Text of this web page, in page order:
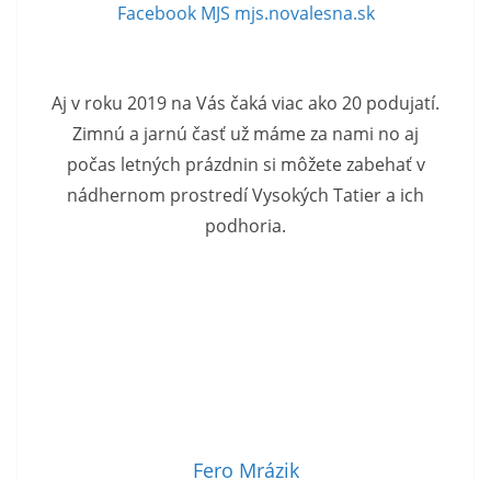
Facebook MJS mjs.novalesna.sk
Aj v roku 2019 na Vás čaká viac ako 20 podujatí.
Zimnú a jarnú časť už máme za nami no aj
počas letných prázdnin si môžete zabehať v
nádhernom prostredí Vysokých Tatier a ich
podhoria.
Fero Mrázik